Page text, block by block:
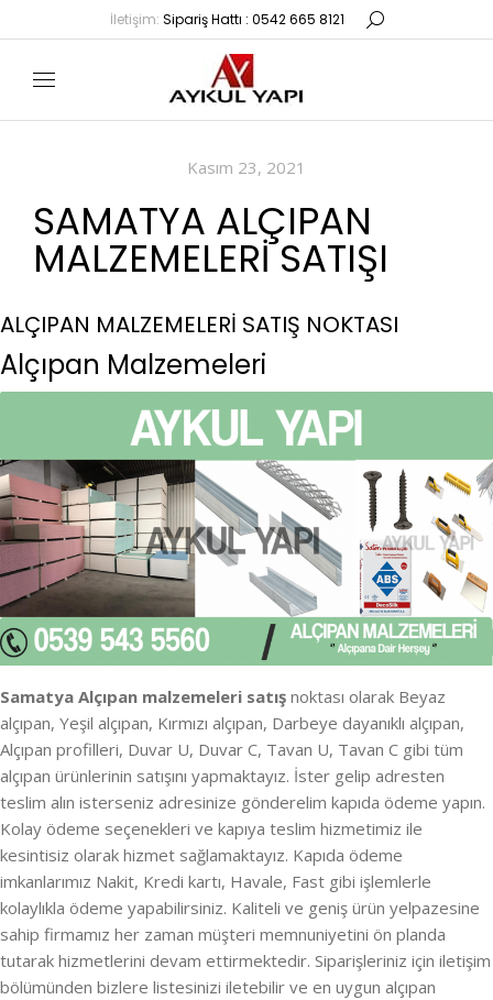
İletişim: Sipariş Hattı : 0542 665 8121
Kasım 23, 2021
SAMATYA ALÇIPAN
MALZEMELERI SATIŞI
ALÇIPAN MALZEMELERİ SATIŞ NOKTASI
Alçıpan Malzemeleri
Samatya Alçıpan malzemeleri satış noktası olarak Beyaz
alçıpan, Yeşil alçıpan, Kırmızı alçıpan, Darbeye dayanıklı alçıpan,
Alçıpan profilleri, Duvar U, Duvar C, Tavan U, Tavan C gibi tüm
alçıpan ürünlerinin satışını yapmaktayız. İster gelip adresten
teslim alın isterseniz adresinize gönderelim kapıda ödeme yapın.
Kolay ödeme seçenekleri ve kapıya teslim hizmetimiz ile
kesintisiz olarak hizmet sağlamaktayız. Kapıda ödeme
imkanlarımız Nakit, Kredi kartı, Havale, Fast gibi işlemlerle
kolaylıkla ödeme yapabilirsiniz. Kaliteli ve geniş ürün yelpazesine
sahip firmamız her zaman müşteri memnuniyetini ön planda
tutarak hizmetlerini devam ettirmektedir. Siparişleriniz için iletişim
bölümünden bizlere listesinizi iletebilir ve en uygun alçıpan